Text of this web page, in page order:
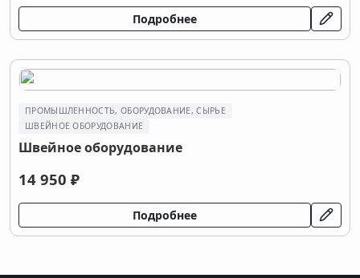
Подробнее
ПРОМЫШЛЕННОСТЬ, ОБОРУДОВАНИЕ, СЫРЬЕ
ШВЕЙНОЕ ОБОРУДОВАНИЕ
Швейное оборудование
14 950 ₽
Подробнее